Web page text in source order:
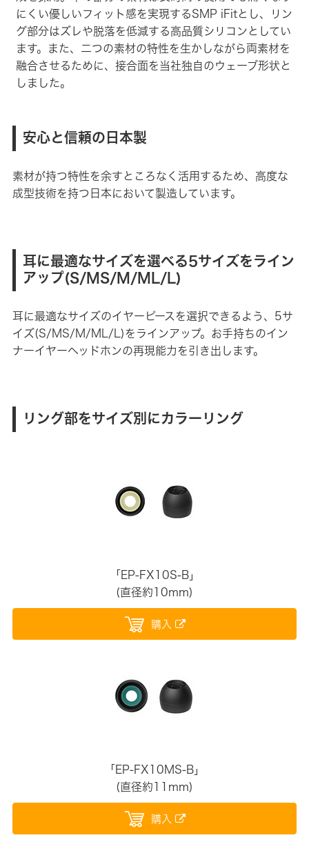
にくい優しいフィット感を実現するSMP iFitとし、リン
グ部分はズレや脱落を低減する高品質シリコンとしてい
ます。また、二つの素材の特性を生かしながら両素材を
融合させるために、接合面を当社独自のウェーブ形状と
しました。
安心と信頼の日本製
素材が持つ特性を余すところなく活用するため、高度な
成型技術を持つ日本において製造しています。
耳に最適なサイズを選べる5サイズをライン
アップ(S/MS/M/ML/L)
耳に最適なサイズのイヤーピースを選択できるよう、5サ
イズ(S/MS/M/ML/L)をラインアップ。お手持ちのイン
ナーイヤーヘッドホンの再現能力を引き出します。
リング部をサイズ別にカラーリング
「EP-FX10S-B」
(直径約10mm)
購入
「EP-FX10MS-B」
(直径約11mm)
購入